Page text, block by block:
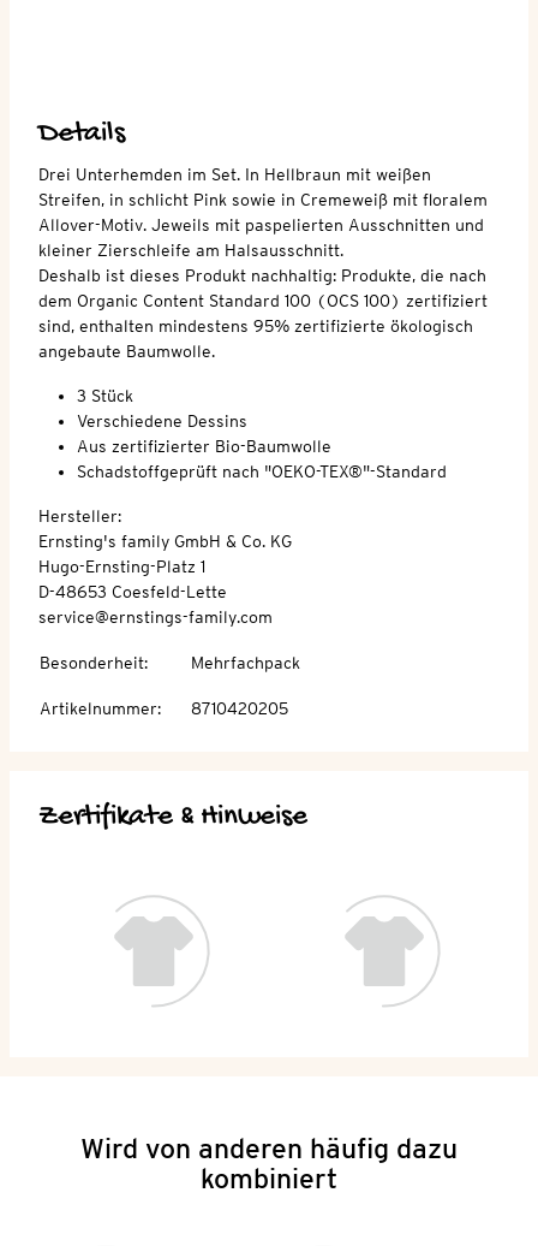
Details
Drei Unterhemden im Set. In Hellbraun mit weißen
Streifen, in schlicht Pink sowie in Cremeweiß mit floralem
Allover-Motiv. Jeweils mit paspelierten Ausschnitten und
kleiner Zierschleife am Halsausschnitt.
Deshalb ist dieses Produkt nachhaltig: Produkte, die nach
dem Organic Content Standard 100 (OCS 100) zertifiziert
sind, enthalten mindestens 95% zertifizierte ökologisch
angebaute Baumwolle.
3 Stück
Verschiedene Dessins
Aus zertifizierter Bio-Baumwolle
Schadstoffgeprüft nach "OEKO-TEX®"-Standard
Hersteller:
Ernsting's family GmbH & Co. KG
Hugo-Ernsting-Platz 1
D-48653 Coesfeld-Lette
service@ernstings-family.com
Besonderheit: Mehrfachpack
Artikelnummer: 8710420205
Zertifikate & Hinweise
Wird von anderen häufig dazu
kombiniert